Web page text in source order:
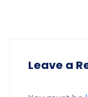
Leave a